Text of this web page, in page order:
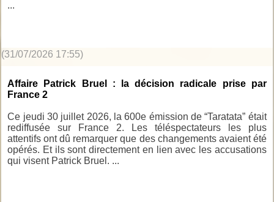
...
(31/07/2026 17:55)
Affaire Patrick Bruel : la décision radicale prise par
France 2
Ce jeudi 30 juillet 2026, la 600e émission de “Taratata” était
rediffusée sur France 2. Les téléspectateurs les plus
attentifs ont dû remarquer que des changements avaient été
opérés. Et ils sont directement en lien avec les accusations
qui visent Patrick Bruel. ...